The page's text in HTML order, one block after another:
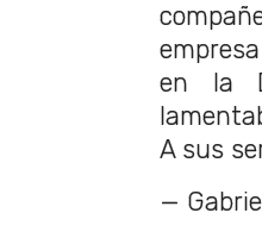
en la
A sus
—